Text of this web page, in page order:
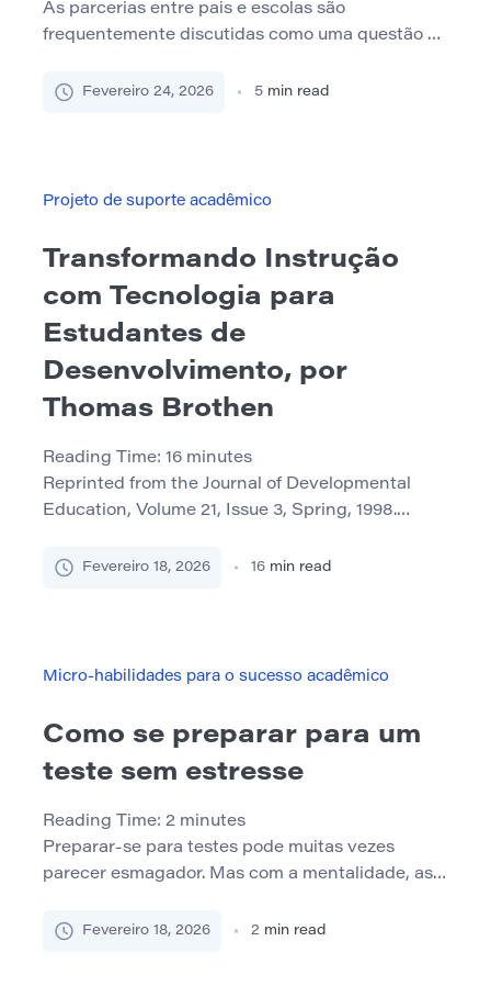
As parcerias entre pais e escolas são
frequentemente discutidas como uma questão de
real no sucesso do aluno depende de quão
como um componente integral da infraestrutura
Fevereiro 24, 2026 5 min read
Projeto de suporte acadêmico
Transformando Instrução
com Tecnologia para
Estudantes de
Desenvolvimento, por
Thomas Brothen
Reading Time: 16 minutes
Reprinted from the Journal of Developmental
Education, Volume 21, Issue 3, Spring, 1998.
sugerem como a tecnologia pode melhorar a
caracterizado pelo método de palestra. Da
Fevereiro 18, 2026 16 min read
Micro-habilidades para o sucesso acadêmico
Como se preparar para um
teste sem estresse
Reading Time: 2 minutes
Preparar-se para testes pode muitas vezes
parecer esmagador. Mas com a mentalidade, as
exames com calma e confiança. Este guia
Fevereiro 18, 2026 2 min read